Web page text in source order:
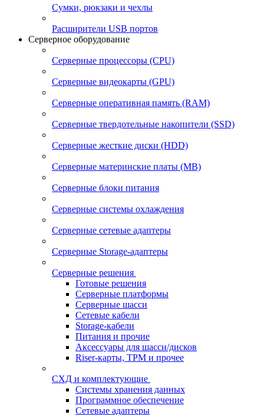
Сумки, рюкзаки и чехлы
Расширители USB портов
Серверное оборудование
Серверные процессоры (CPU)
Серверные видеокарты (GPU)
Серверные оперативная память (RAM)
Серверные твердотельные накопители (SSD)
Серверные жесткие диски (HDD)
Серверные материнские платы (MB)
Серверные блоки питания
Серверные системы охлаждения
Серверные сетевые адаптеры
Серверные Storage-адаптеры
Серверные решения
Готовые решения
Серверные платформы
Серверные шасси
Сетевые кабели
Storage-кабели
Питания и прочие
Аксессуары для шасси/дисков
Riser-карты, TPM и прочее
СХД и комплектующие
Системы хранения данных
Программное обеспечение
Сетевые адаптеры